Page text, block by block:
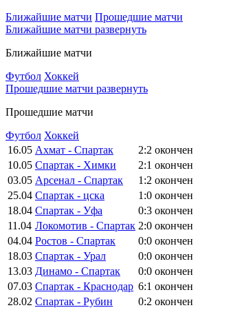
Ближайшие матчи Прошедшие матчи
Ближайшие матчи развернуть
Ближайшие матчи
Футбол Хоккей
Прошедшие матчи развернуть
Прошедшие матчи
Футбол Хоккей
16.05 Ахмат - Спартак 2:2 окончен
10.05 Спартак - Химки 2:1 окончен
03.05 Арсенал - Спартак 1:2 окончен
25.04 Спартак - цска 1:0 окончен
18.04 Спартак - Уфа 0:3 окончен
11.04 Локомотив - Спартак 2:0 окончен
04.04 Ростов - Спартак 0:0 окончен
18.03 Спартак - Урал 0:0 окончен
13.03 Динамо - Спартак 0:0 окончен
07.03 Спартак - Краснодар 6:1 окончен
28.02 Спартак - Рубин 0:2 окончен